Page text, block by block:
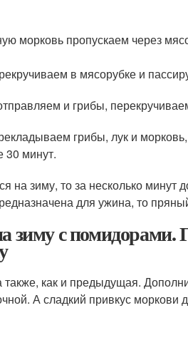
морковь пропускаем через
в мясорубке и
и грибы,
грибы, лук и
30 минут.
на зиму, то за несколько
для ужина, то
зиму с
также, как и предыдущая.
А сладкий привкус